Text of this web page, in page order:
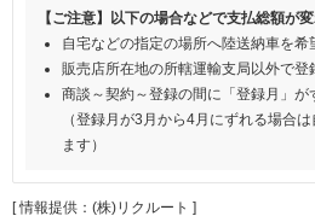
【ご注意】以下の場合などで支払総額が
自宅などの指定の場所へ陸送納車を希
販売店所在地の所轄運輸支局以外で登
商談～契約～登録の間に「登録月」が
（登録月が3月から4月にずれる場合
ます）
[ 情報提供：(株)リクルート ]